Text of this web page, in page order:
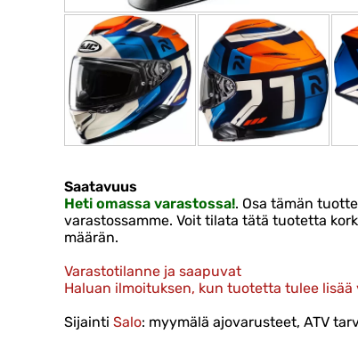
Saatavuus
Heti omassa varastossa!. Osa tämän
varastossamme. Voit tilata tätä tuotetta
määrän.
Varastotilanne ja saapuvat
Haluan ilmoituksen, kun tuotetta tulee lisää
Sijainti Salo: myymälä ajovarusteet, ATV